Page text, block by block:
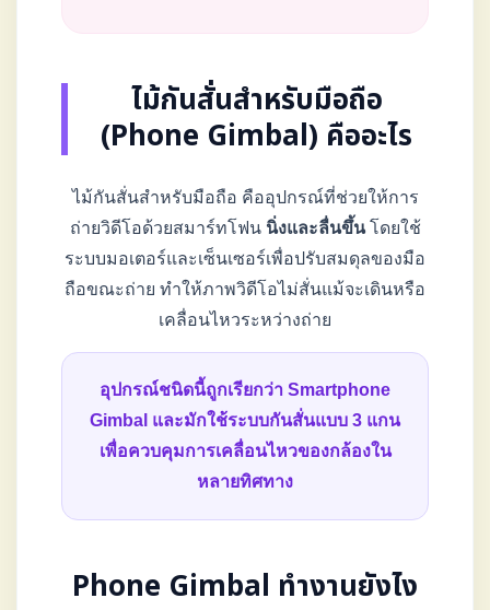
ไม้กันสั่นสำหรับมือถือ
(Phone Gimbal) คืออะไร
ไม้กันสั่นสำหรับมือถือ คืออุปกรณ์ที่ช่วยให้การ
ถ่ายวิดีโอด้วยสมาร์ทโฟน นิ่งและลื่นขึ้นโดยใช้
ระบบมอเตอร์และเซ็นเซอร์เพื่อปรับสมดุลของมือ
ถือขณะถ่าย ทำให้ภาพวิดีโอไม่สั่นแม้จะเดินหรือ
เคลื่อนไหวระหว่างถ่าย
อุปกรณ์ชนิดนี้ถูกเรียกว่า Smartphone
Gimbal และมักใช้ระบบกันสั่นแบบ 3 แกน
เพื่อควบคุมการเคลื่อนไหวของกล้องใน
หลายทิศทาง
Phone Gimbal ทำงานยังไง